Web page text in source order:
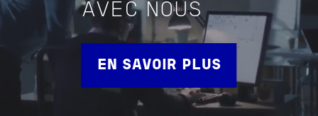
AVEC NOUS
EN SAVOIR PLUS